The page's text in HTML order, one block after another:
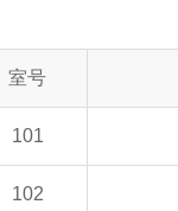
室号
101
102